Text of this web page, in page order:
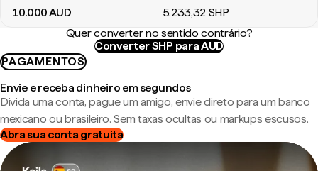
10.000AUD 5.233,32 SHP
Quer converter no sentido contrário?
Converter SHP para AUD
PAGAMENTOS
Envie e receba dinheiro em segundos
Divida uma conta, pague um amigo, envie direto para um banco
mexicano ou brasileiro. Sem taxas ocultas ou markups escusos.
Abra sua conta gratuita